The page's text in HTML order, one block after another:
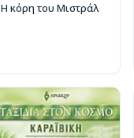
Η κόρη του Μιστράλ